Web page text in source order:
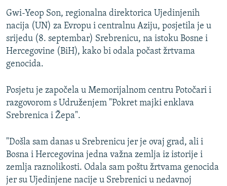
POPLAVE I KLIZIŠTA U BIH 2024.
TV LIBERTY
POST SCRIPTUM
MOJA EVROPA
SVE KARTE DEJTONA
NASTANAK I RASPAD JUGOSLAVIJE
Sve RFE/RL stranice
Gwi-Yeop Son, regionalna direktorica Ujedinjenih
nacija (UN) za Evropu i centralnu Aziju, posjetila je u
srijedu (8. septembar) Srebrenicu, na istoku Bosne i
Hercegovine (BiH), kako bi odala počast žrtvama
genocida.
Posjetu je započela u Memorijalnom centru Potočari i
razgovorom s Udruženjem "Pokret majki enklava
Srebrenica i Žepa".
"Došla sam danas u Srebrenicu jer je ovaj grad, ali i
Bosna i Hercegovina jedna važna zemlja iz istorije i
zemlja raznolikosti. Odala sam poštu žrtvama genocida
jer su Ujedinjene nacije u Srebrenici u nedavnoj